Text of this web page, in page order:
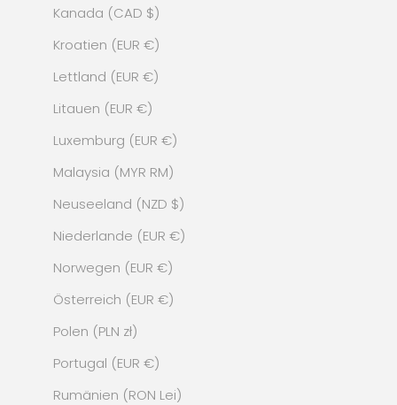
Kanada (CAD $)
Kroatien (EUR €)
Lettland (EUR €)
Litauen (EUR €)
Luxemburg (EUR €)
Malaysia (MYR RM)
Neuseeland (NZD $)
Niederlande (EUR €)
Norwegen (EUR €)
Österreich (EUR €)
Polen (PLN zł)
Portugal (EUR €)
Rumänien (RON Lei)